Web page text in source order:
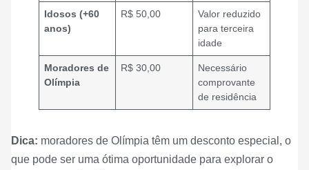
Idosos (+60
anos)
R$ 50,00
Valor reduzido
para terceira
idade
Moradores de
Olímpia
R$ 30,00
Necessário
comprovante
de residência
Dica: moradores de Olímpia têm um desconto especial, o
que pode ser uma ótima oportunidade para explorar o